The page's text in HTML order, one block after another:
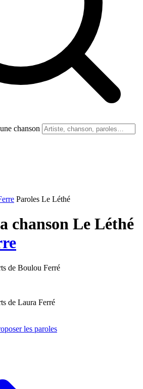
chanson
Paroles Le Léthé
chanson Le Léthé
de Boulou Ferré
de Laura Ferré
les paroles